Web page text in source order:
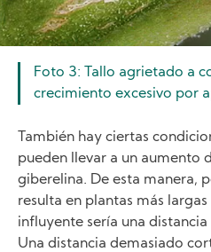
Foto 3: Tallo agrietado a
crecimiento excesivo por
También hay ciertas
pueden llevar a un aumento
giberelina. De esta manera,
resulta en plantas más
influyente sería una
Una distancia demasiado